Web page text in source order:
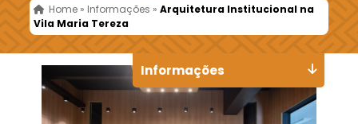
Home » Informações »Arquitetura Institucional na
Vila Maria Tereza
Informações